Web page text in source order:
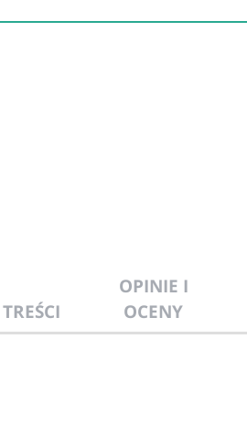
OPINIE I
OCENY